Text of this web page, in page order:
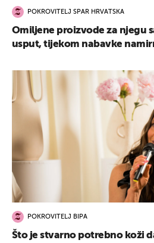
POKROVITELJ SPAR HRVATSKA
Omiljene proizvode za njegu
usput, tijekom nabavke
POKROVITELJ BIPA
Što je stvarno potrebno koži